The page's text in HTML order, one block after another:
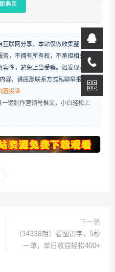
购买
互联网分享，本站仅做收集整
，不拥有所有权，不承担相关
性，避免上当受骗。如发现本
容，请底部联系方式私聊举报，
容投诉
一键制作营销号推文，小白轻松上
下一篇
（14338期）看图识字，5秒
一单，单日收益轻松400+